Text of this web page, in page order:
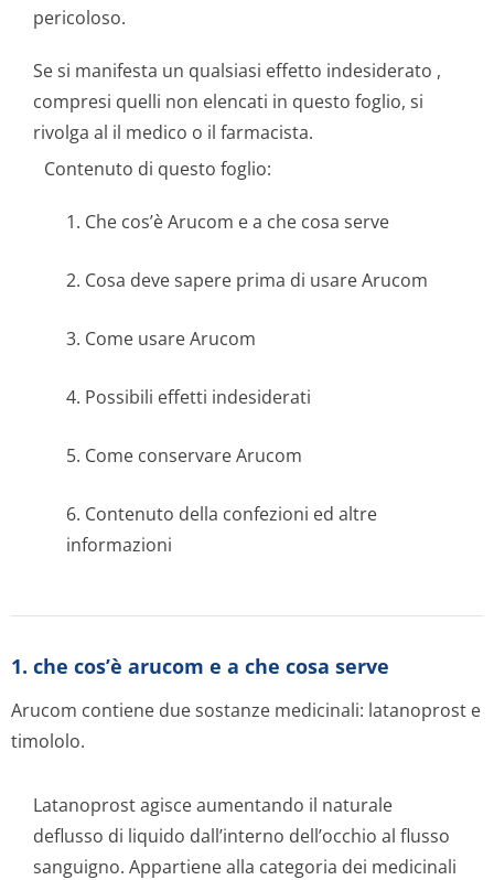
pericoloso.
Se si manifesta un qualsiasi effetto indesiderato ,
compresi quelli non elencati in questo foglio, si
rivolga al il medico o il farmacista.
Contenuto di questo foglio:
1. Che cos’è Arucom e a che cosa serve
2. Cosa deve sapere prima di usare Arucom
3. Come usare Arucom
4. Possibili effetti indesiderati
5. Come conservare Arucom
6. Contenuto della confezioni ed altre
informazioni
1. che cos’è arucom e a che cosa serve
Arucom contiene due sostanze medicinali: latanoprost e
timololo.
Latanoprost agisce aumentando il naturale
deflusso di liquido dall’interno dell’occhio al flusso
sanguigno. Appartiene alla categoria dei medicinali